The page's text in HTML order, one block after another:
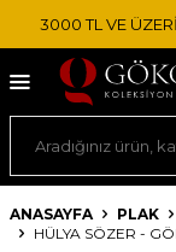
3000 TL VE
ANASAYFA PLAK
HÜLYA SÖZER -